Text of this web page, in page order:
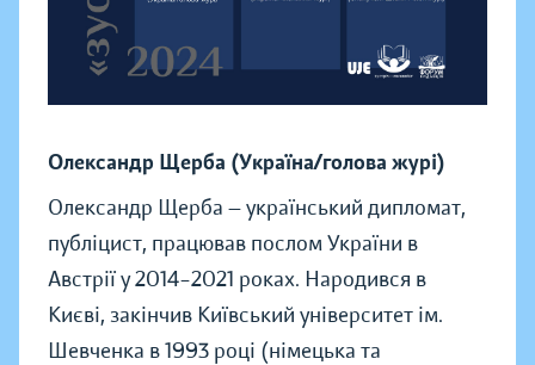
Олександр Щерба (Україна/голова журі)
Олександр Щерба — український дипломат,
публіцист, працював послом України в
Австрії у 2014–2021 роках. Народився в
Києві, закінчив Київський університет ім.
Шевченка в 1993 році (німецька та